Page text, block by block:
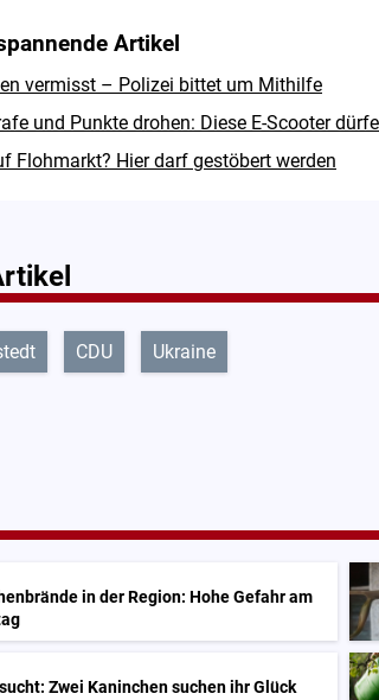
Artikel
vermisst – Polizei bittet um Mithilfe
und Punkte drohen: Diese E-Scooter
Flohmarkt? Hier darf gestöbert werden
CDU Ukraine
in der Region: Hohe Gefahr am
Zwei Kaninchen suchen ihr Glück